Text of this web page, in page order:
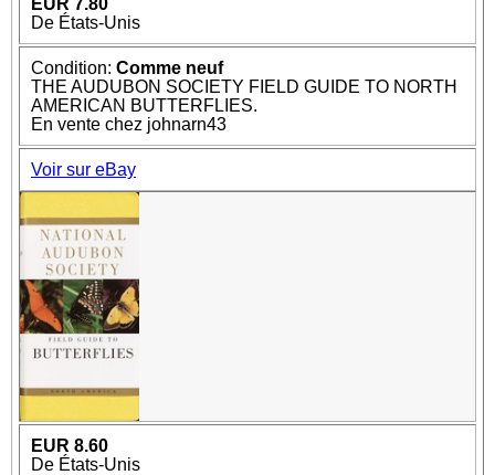
EUR 7.80
De États-Unis
Condition: Comme neuf
THE AUDUBON SOCIETY FIELD GUIDE TO NORTH
AMERICAN BUTTERFLIES.
En vente chez johnarn43
Voir sur eBay
EUR 8.60
De États-Unis